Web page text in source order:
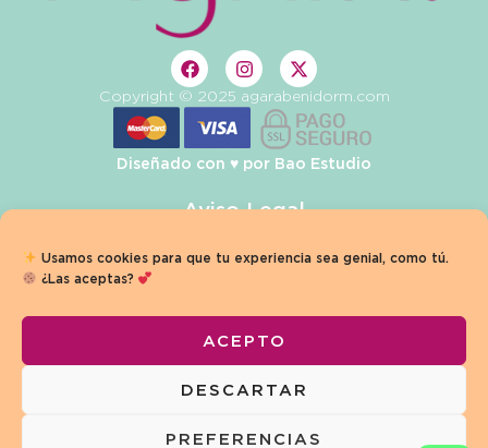
Usamos cookies para que tu experiencia sea genial, como tú.
¿Las aceptas?
ACEPTO
DESCARTAR
PREFERENCIAS
Copyright © 2025 agarabenidorm.com
Diseñado con ♥️ por Bao Estudio
Aviso Legal
Privacidad
Política de Cookies
Términos y Condiciones